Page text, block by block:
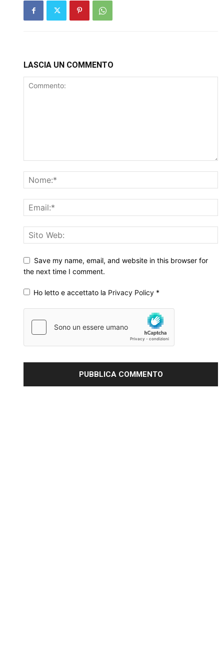
LASCIA UN COMMENTO
Save my name, email, and website in this browser for
the next time I comment.
Ho letto e accettato la Privacy Policy *